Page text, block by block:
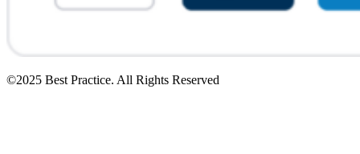
©2025 Best Practice. All Rights Reserved